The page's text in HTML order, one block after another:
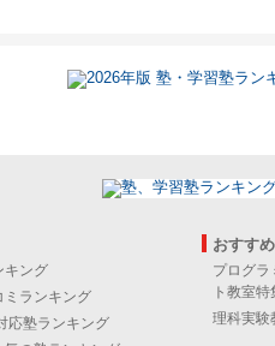
キング
ミランキング
応塾ランキング
おすす
プログラ
ト教室特
理科実験